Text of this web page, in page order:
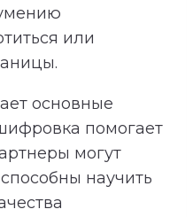
или
основные
помогает
могут
научить